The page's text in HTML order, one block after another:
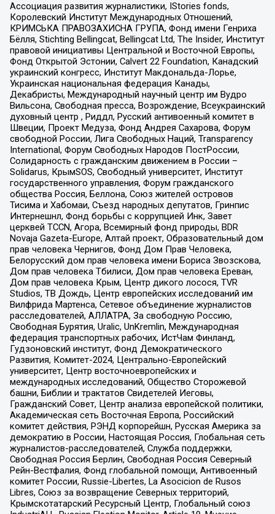
Ассоциация развития журналистики, IStories fonds,
Королевский Институт Международных Отношений,
КРИМСЬКА ПРАВОЗАХИСНА ГРУПА, Фонд имени Генриха
Бёлля, Stichting Bellingcat, Bellingcat Ltd, The Insider, Институт
правовой инициативы Центральной и Восточной Европы,
Фонд Открытой Эстонии, Calvert 22 Foundation, Канадский
украинский конгресс, Институт Макдональда-Лорье,
Украинская национальная федерация Канады,
Декабристы, Международный научный центр им Вудро
Вильсона, Свободная пресса, Возрождение, Всеукраинский
духовный центр , Риддл, Русский антивоенный комитет в
Швеции, Проект Медуза, Фонд Андрея Сахарова, Форум
свободной России, Лига Свободных Наций, Transparеncy
International, Форум Свободных Народов ПостРоссии,
Солидарность с гражданским движением в России –
Solidarus, КрымSOS, Свободный университет, Институт
государственного управления, Форум гражданского
общества Россия, Беллона, Союз жителей островов
Тисима и Хабомаи, Съезд народных депутатов, Гринпис
Интернешнл, Фонд борьбы с коррупцией Инк, Завет
церквей TCCN, Агора, Всемирный фонд природы, BDR
Novaja Gazeta-Europe, Алтай проект, Образовательный дом
прав человека Чернигов, Фонд Дом Прав Человека,
Белорусский дом прав человека имени Бориса Звозскова,
Дом прав человека Тбилиси, Дом прав человека Ереван,
Дом прав человека Крым, Центр дикого лосося, TVR
Studios, ТВ Дождь, Центр европейских исследований им
Вилфрида Мартенса, Сетевое объединение журналистов
расследователей, АЛЛАТРА, За свободную Россию,
Свободная Бурятия, Uralic, UnKremlin, Международная
федерация транспортных рабочих, ИстЧам Финланд,
Гудзоновский институт, Фонд Демократического
Развития, Комитет-2024, Центрально-Европейский
университет, Центр восточноевропейских и
международных исследований, Общество Сторожевой
башни, Библии и трактатов Свидетелей Иеговы,
Гражданский Совет, Центр анализа европейской политики,
Академическая сеть Восточная Европа, Российский
комитет действия, РЭНД корпорейшн, Русская Америка за
демократию в России, Настоящая Россия, Глобальная сеть
журналистов-расследователей, Служба поддержки,
Свободная Россия Берлин, Свободная Россия Северный
Рейн-Вестфалия, Фонд глобальной помощи, Антивоенный
комитет России, Russie-Libertes, La Asocicion de Rusos
Libres, Союз за возвращение Северных территорий,
Крымскотатарский Ресурсный Центр, Глобальный союз